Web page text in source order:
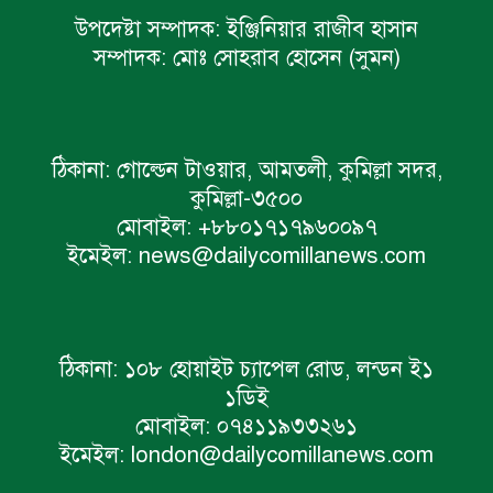
উপদেষ্টা সম্পাদক: ইঞ্জিনিয়ার রাজীব হাসান
সম্পাদক: মোঃ সোহরাব হোসেন (সুমন)
ঠিকানা: গোল্ডেন টাওয়ার, আমতলী, কুমিল্লা সদর,
কুমিল্লা-৩৫০০
মোবাইল: +৮৮০১৭১৭৯৬০০৯৭
ইমেইল: news@dailycomillanews.com
ঠিকানা: ১০৮ হোয়াইট চ্যাপেল রোড, লন্ডন ই১
১ডিই
মোবাইল: ০৭৪১১৯৩৩২৬১
ইমেইল: london@dailycomillanews.com